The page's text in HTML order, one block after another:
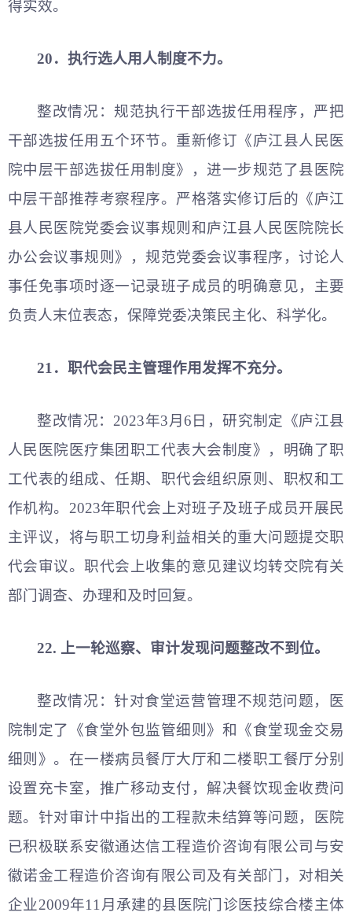
得实效。
20．执行选人用人制度不力。
整改情况：规范执行干部选拔任用程序，严把
干部选拔任用五个环节。重新修订《庐江县人民医
院中层干部选拔任用制度》，进一步规范了县医院
中层干部推荐考察程序。严格落实修订后的《庐江
县人民医院党委会议事规则和庐江县人民医院院长
办公会议事规则》，规范党委会议事程序，讨论人
事任免事项时逐一记录班子成员的明确意见，主要
负责人末位表态，保障党委决策民主化、科学化。
21．职代会民主管理作用发挥不充分。
整改情况：2023年3月6日，研究制定《庐江县
人民医院医疗集团职工代表大会制度》，明确了职
工代表的组成、任期、职代会组织原则、职权和工
作机构。2023年职代会上对班子及班子成员开展民
主评议，将与职工切身利益相关的重大问题提交职
代会审议。职代会上收集的意见建议均转交院有关
部门调查、办理和及时回复。
22. 上一轮巡察、审计发现问题整改不到位。
整改情况：针对食堂运营管理不规范问题，医
院制定了《食堂外包监管细则》和《食堂现金交易
细则》。在一楼病员餐厅大厅和二楼职工餐厅分别
设置充卡室，推广移动支付，解决餐饮现金收费问
题。针对审计中指出的工程款未结算等问题，医院
已积极联系安徽通达信工程造价咨询有限公司与安
徽诺金工程造价咨询有限公司及有关部门，对相关
企业2009年11月承建的县医院门诊医技综合楼主体